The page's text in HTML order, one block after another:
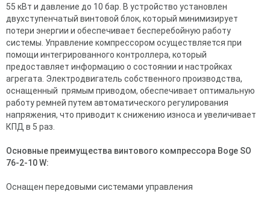
55 кВт и давление до 10 бар. В устройство установлен
двухступенчатый винтовой блок, который минимизирует
потери энергии и обеспечивает бесперебойную работу
системы. Управление компрессором осуществляется при
помощи интегрированного контроллера, который
предоставляет информацию о состоянии и настройках
агрегата. Электродвигатель собственного производства,
оснащенный прямым приводом, обеспечивает оптимальную
работу ремней путем автоматического регулирования
напряжения, что приводит к снижению износа и увеличивает
КПД в 5 раз.
Основные преимущества винтового компрессора Boge SO
76-2-10 W:
Оснащен передовыми системами управления